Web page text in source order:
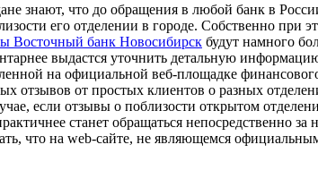
знают, что до обращения в любой банк в
его отделении в городе. Собственно при
Восточный банк Новосибирск будут намного
выдастся уточнить детальную
на официальной веб-площадке
отзывов от простых клиентов о разных
если отзывы о поблизости открытом
станет обращаться непосредственно
что на web-сайте, не являющемся